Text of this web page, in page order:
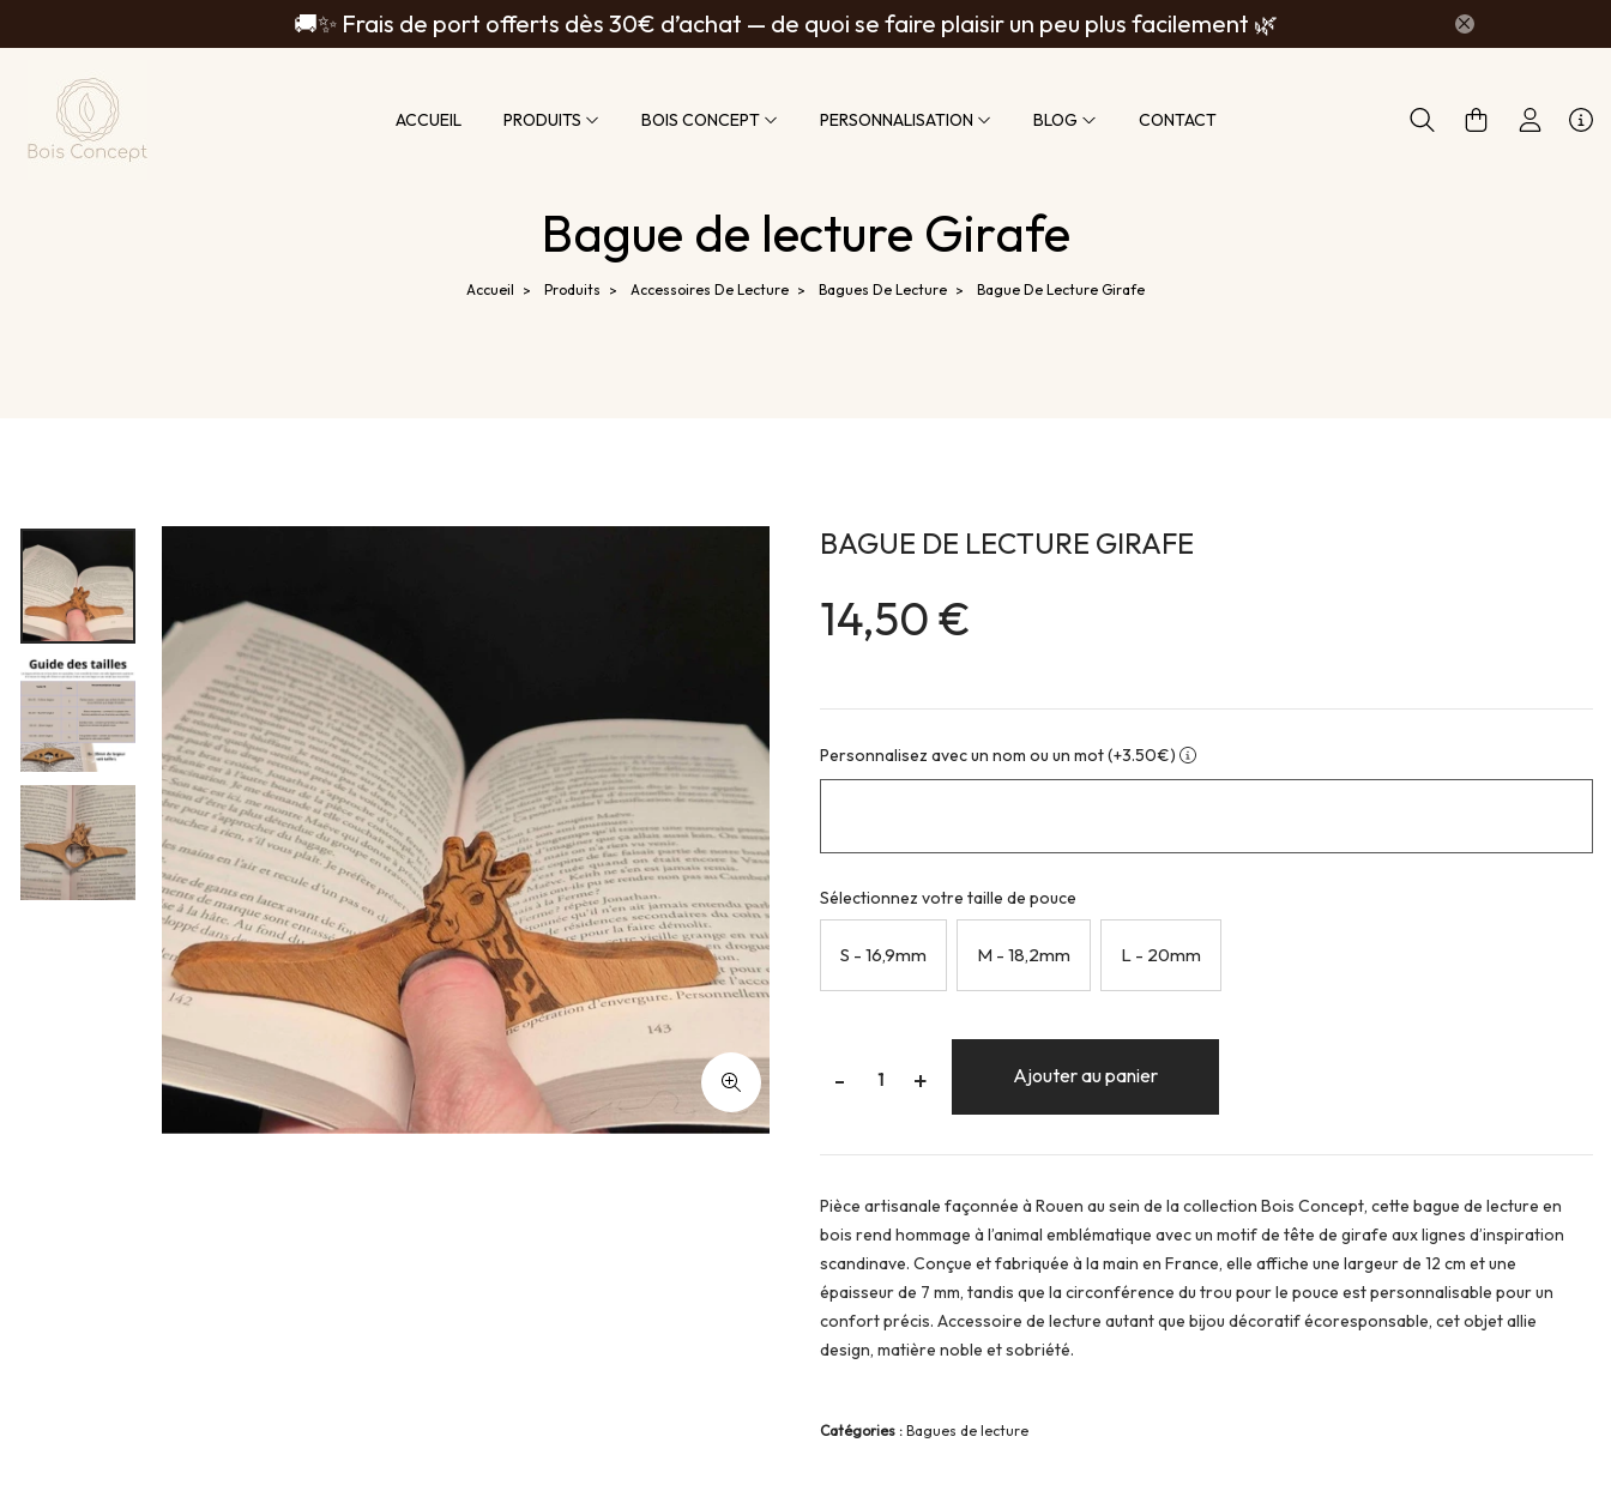
🚚✨ Frais de port offerts dès 30€ d’achat — de quoi se faire plaisir un peu plus facilement 🌿
ACCUEIL PRODUITS BOIS CONCEPT PERSONNALISATION BLOG CONTACT
Bague de lecture Girafe
Accueil > Produits > Accessoires De Lecture > Bagues De Lecture > Bague De Lecture Girafe
BAGUE DE LECTURE GIRAFE
14,50 €
Personnalisez avec un nom ou un mot (+3.50€)
Sélectionnez votre taille de pouce
S - 16,9mm M - 18,2mm L - 20mm
- + Ajouter au panier
Pièce artisanale façonnée à Rouen au sein de la collection Bois Concept, cette bague de lecture en
bois rend hommage à l’animal emblématique avec un motif de tête de girafe aux lignes d’inspiration
scandinave. Conçue et fabriquée à la main en France, elle affiche une largeur de 12 cm et une
épaisseur de 7 mm, tandis que la circonférence du trou pour le pouce est personnalisable pour un
confort précis. Accessoire de lecture autant que bijou décoratif écoresponsable, cet objet allie
design, matière noble et sobriété.
Catégories : Bagues de lecture